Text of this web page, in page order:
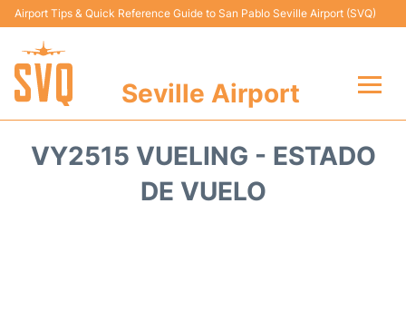
Airport Tips & Quick Reference Guide to San Pablo Seville Airport (SVQ)
Seville Airport
VY2515 VUELING - ESTADO
DE VUELO